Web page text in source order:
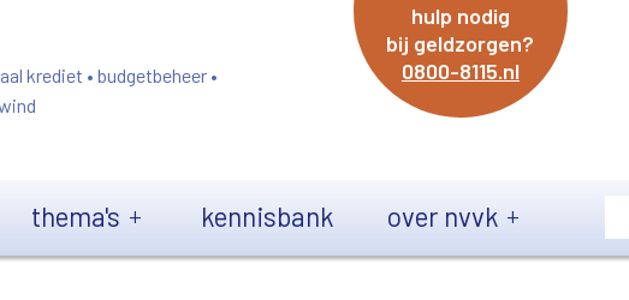
krediet • budgetbeheer •
hulp nodig
bij geldzorgen?
0800-8115.nl
thema's kennisbank over nvvk